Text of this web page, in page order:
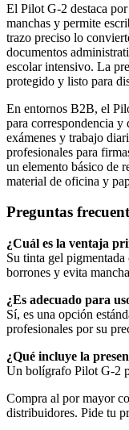
El Pilot G-2 destaca
manchas y permite
trazo preciso lo
documentos
escolar intensivo. La
protegido y listo para
En entornos B2B, el
para correspondencia
exámenes y trabajo
profesionales para
un elemento básico de
material de oficina y
Preguntas
¿Cuál es la ventaja
Su tinta gel pigmentada
borrones y evita
¿Es adecuado para
Sí, es una opción
profesionales por su
¿Qué incluye la
Un bolígrafo Pilot G-2
Compra al por mayor
distribuidores. Pide tu